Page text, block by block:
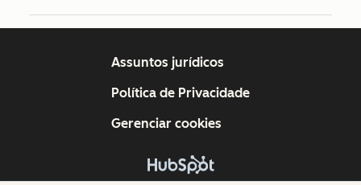
Assuntos jurídicos
Política de Privacidade
Gerenciar cookies